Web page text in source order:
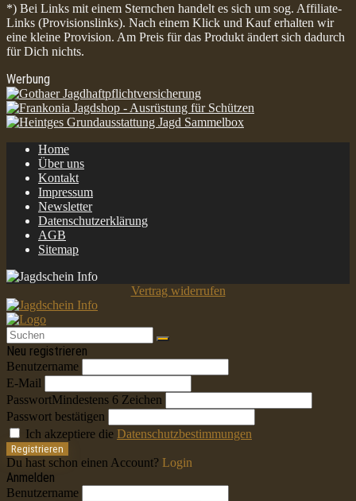
*) Bei Links mit einem Sternchen handelt es sich um sog. Affiliate-
Links (Provisionslinks). Nach einem Klick und Kauf erhalten wir
eine kleine Provision. Am Preis für das Produkt ändert sich dadurch
für Dich nichts.
Werbung
Home
Über uns
Kontakt
Impressum
Newsletter
Datenschutzerklärung
AGB
Sitemap
Vertrag widerrufen
Neu registrieren
Benutzername
E-Mail
PasswortMindestens 6 Zeichen
Passwort bestätigen
Ich akzeptiere die Datenschutzbestimmungen
Registrieren
Du hast schon einen Account? Login
Anmelden
Benutzername